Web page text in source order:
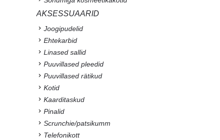
AKSESSUAARID
Joogipudelid
Ehtekarbid
Linased sallid
Puuvillased pleedid
Puuvillased rätikud
Kotid
Kaarditaskud
Pinalid
Scrunchie/patsikumm
Telefonikott